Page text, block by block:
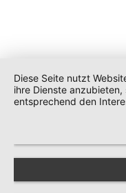
Diese Seite nutzt
ihre Dienste
entsprechend den